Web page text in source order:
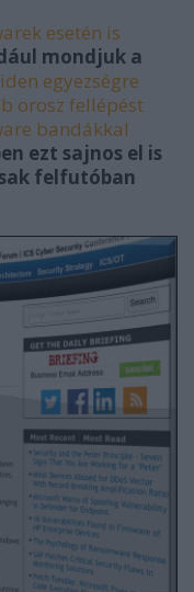
esetén is
mondjuk a
egyezségre
orosz fellépést
bandákkal
ezt sajnos el is
felfutóban